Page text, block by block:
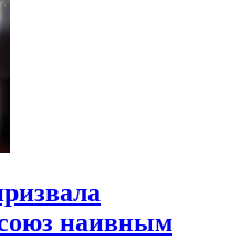
наивным